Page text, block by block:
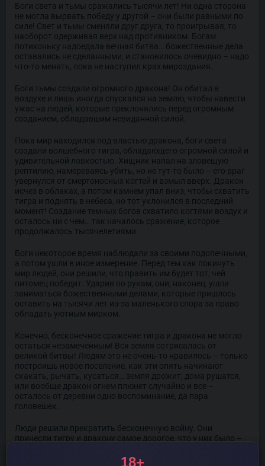
Боги света и тьмы сражались тысячи лет! Ни одна сторона
не могла вырвать победу у другой – они были равными по
силе! Свет и тьмы сменяли друг друга, то проигрывая, то
наоборот одерживая верх над противником. Богам
потихоньку надоедала вечная битва… божественные дела
оставались не сделанными, и становилось очевидно – надо
что-то менять, пока не наступил крах мироздания.
Боги тьмы создали огромного дракона! Он обитал в
воздухе и лишь иногда спускался на землю, чтобы навести
ужас на людей, которые преклонялись перед огромным
созданием, обладавшим невиданной силой.
Пока мир находился под властью дракона, боги света
создали волшебного тигра, обладающего огромной силой и
удивительной ловкостью. Хищник напал на зловещую
рептилию, намереваясь убить, но не тут-то было – его враг
увернулся от смертоносных когтей и взмыл вверх. Дракон
исчез в облаках, а потом камнем упал вниз, чтобы схватить
тигра и поднять в небеса, но тот уклонился в последний
момент! Создание темных богов схватило когтями воздух и
осталось ни с чем… так началось сражение, которое
продолжалось тысячелетиями.
Боги некоторое время наблюдали за своими подопечными,
а потом ушли в иное измерение. Перед тем как покинуть
мир людей, они решили, что править им будет тот, чей
питомец победит. Ударив по рукам, они, наконец, ушли
заниматься божественными делами, которые пришлось
оставить на тысячи лет из-за маленького спора за право
обладать уютным мирком.
Конечно, бесконечное сражение тигра и дракона не могло
остаться незамеченным! Вся земля сотрясалась от
великой битвы! Людям это не очень-то нравилось – только
построишь новое поселение, как эти опять начинают
скакать, рычать, кусаться… земля дрожит, дома рушатся,
или вообще дракон огнем плюнет случайно и все –
осталось от деревни одно воспоминание, да пара
головешек.
Люди решили прекратить бесконечную войну. Они
принесли тигру и дракону самое дорогое, что у них было –
время вечная борьба прекратилась. Надо понимать, что
18+